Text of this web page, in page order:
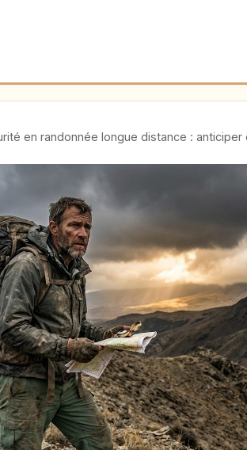
en randonnée longue distance :